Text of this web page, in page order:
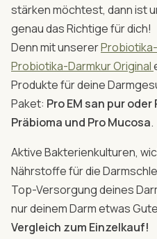
stärken möchtest, dann ist
genau das Richtige für dich!
Denn mit unserer
Probiotika-Darmkur Original
Produkte für deine
Paket: Pro EM san pur
Präbioma und Pro Mucosa.
Aktive Bakterienkulturen,
Nährstoffe für die
Top-Versorgung deines
nur deinem Darm etwas
Vergleich zum Einzelkauf!